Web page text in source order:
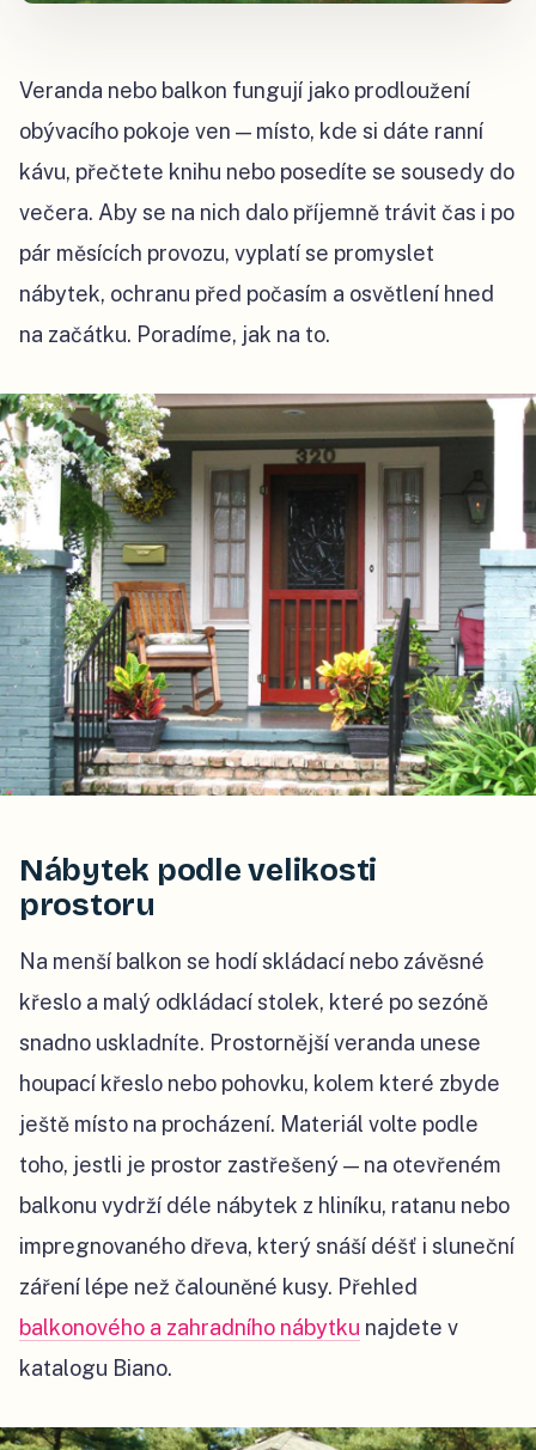
Veranda nebo balkon fungují jako prodloužení
obývacího pokoje ven — místo, kde si dáte ranní
kávu, přečtete knihu nebo posedíte se sousedy do
večera. Aby se na nich dalo příjemně trávit čas i po
pár měsících provozu, vyplatí se promyslet
nábytek, ochranu před počasím a osvětlení hned
na začátku. Poradíme, jak na to.
Nábytek podle velikosti
prostoru
Na menší balkon se hodí skládací nebo závěsné
křeslo a malý odkládací stolek, které po sezóně
snadno uskladníte. Prostornější veranda unese
houpací křeslo nebo pohovku, kolem které zbyde
ještě místo na procházení. Materiál volte podle
toho, jestli je prostor zastřešený — na otevřeném
balkonu vydrží déle nábytek z hliníku, ratanu nebo
impregnovaného dřeva, který snáší déšť i sluneční
záření lépe než čalouněné kusy. Přehled
balkonového a zahradního nábytku najdete v
katalogu Biano.